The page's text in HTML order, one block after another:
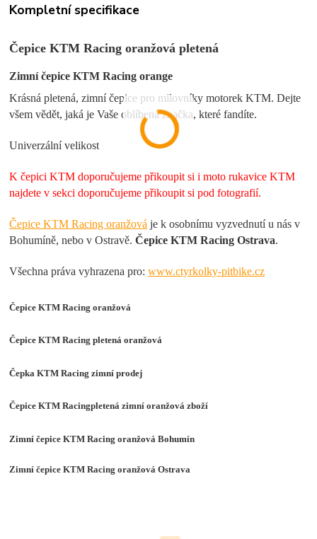
Kompletní specifikace
Čepice KTM Racing oranžová pletená
Zimní čepice KTM Racing orange
Krásná pletená, zimní čepice pro milovníky motorek KTM. Dejte
všem vědět, jaká je Vaše oblíbená značka, které fandíte.
Univerzální velikost
K čepici KTM doporučujeme přikoupit si i moto rukavice KTM
najdete v sekci doporučujeme přikoupit si pod fotografií.
Čepice KTM Racing oranžová je k osobnímu vyzvednutí u nás v
Bohumíně, nebo v Ostravě.Čepice KTM Racing Ostrava.
Všechna práva vyhrazena pro:www.ctyrkolky-pitbike.cz
Čepice KTM Racing oranžová
Čepice KTM Racing pletená oranžová
Čepka KTM Racing zimní prodej
Čepice KTM Racingpletená zimní oranžová zboží
Zimní čepice KTM Racing oranžová Bohumín
Zimní čepice KTM Racing oranžová Ostrava